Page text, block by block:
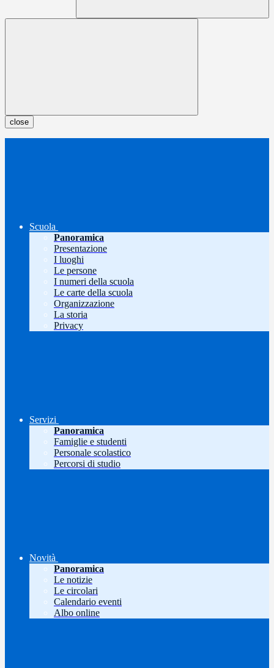
close
Scuola
Panoramica
Presentazione
I luoghi
Le persone
I numeri della scuola
Le carte della scuola
Organizzazione
La storia
Privacy
Servizi
Panoramica
Famiglie e studenti
Personale scolastico
Percorsi di studio
Novità
Panoramica
Le notizie
Le circolari
Calendario eventi
Albo online